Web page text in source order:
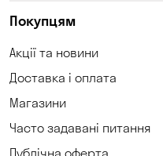
Корсунці
Коцюбинське
Кривий Ріг
Покупцям
Акції та новини
Доставка і оплата
Магазини
Часто задавані питання